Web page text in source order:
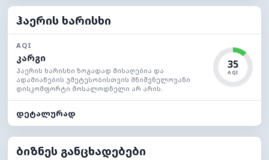
ჰაერის ხარისხი
AQI
კარგი
ჰაერის ხარისხი ზოგადად მისაღებია და
ადამიანების უმეტესობისთვის მნიშვნელოვანი
დისკომფორტი მოსალოდნელი არ არის.
35
AQI
დეტალურად
ბიზნეს განცხადებები